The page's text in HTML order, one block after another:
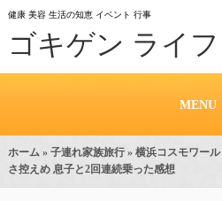
健康 美容 生活の知恵 イベント 行事
ゴキゲン ライ
MENU
ホーム» 子連れ家族旅行» 横浜コスモワー
さ控えめ 息子と2回連続乗った感想